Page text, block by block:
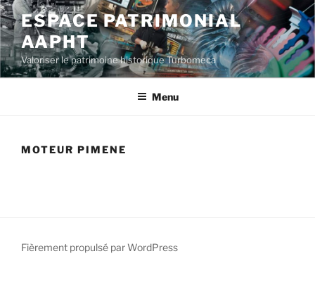
Aller
au
contenu
principal
ESPACE PATRIMONIAL
AAPHT
Valoriser le patrimoine historique Turbomeca
Menu
MOTEUR PIMENE
Fièrement propulsé par WordPress